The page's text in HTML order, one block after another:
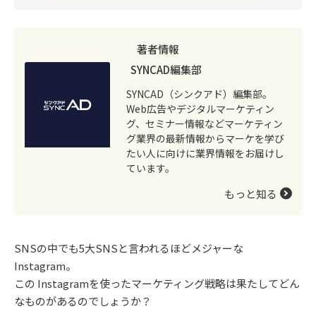
著者情報
SYNCAD編集部
SYNCAD（シンクアド）編集部。
Web広告やデジタルマーケティン
グ、セミナー情報などマーケティン
グ業界の最新情報からマーケを学び
たい人に向けに業界情報をお届けし
ています。
もっと知る
SNSの中でも5大SNSと言われるほどメジャーな
Instagram。
この Instagramを使ったマーケティング戦略は果たしてどん
なものがあるのでしょうか？